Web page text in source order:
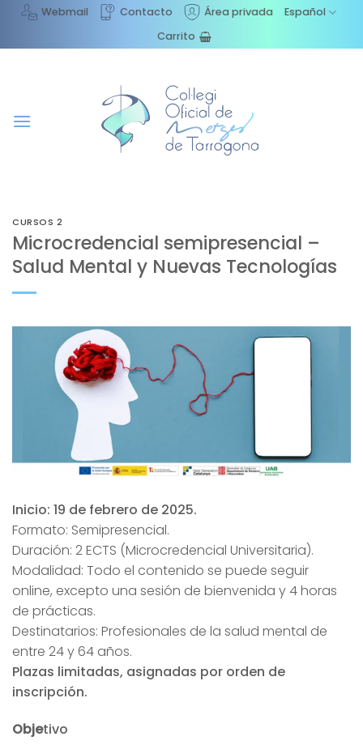
Saltar
contenido
Webmail Contacto Área privada
Español
Carrito
CURSOS 2
Microcredencial semipresencial –
Salud Mental y Nuevas Tecnologías
Inicio: 19 de febrero de 2025.
Formato: Semipresencial.
Duración: 2 ECTS (Microcredencial Universitaria).
Modalidad: Todo el contenido se puede seguir
online, excepto una sesión de bienvenida y 4 horas
de prácticas.
Destinatarios: Profesionales de la salud mental de
entre 24 y 64 años.
Plazas limitadas, asignadas por orden de
inscripción.
Objetivo